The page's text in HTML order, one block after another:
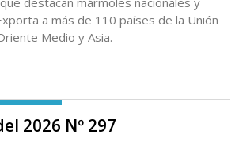
a más de 110 países de la Unión
Medio y Asia.
2026 Nº 297